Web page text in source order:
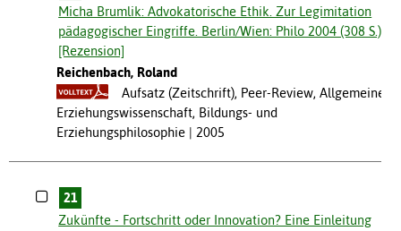
Micha Brumlik: Advokatorische Ethik. Zur Legimitation
pädagogischer Eingriffe. Berlin/Wien: Philo 2004 (308 S.)
[Rezension]
Reichenbach, Roland
Aufsatz (Zeitschrift), Peer-Review, Allgemeine
Erziehungswissenschaft, Bildungs- und
Erziehungsphilosophie
2005
21
Zukünfte - Fortschritt oder Innovation? Eine Einleitung